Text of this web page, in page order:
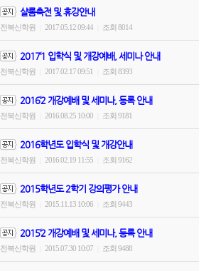
샬롬축전 및 휴강안내
전북신학원 2017.05.12 09:44 조회 8014
2017‘1 입학식 및 개강예배, 세미나 안내
전북신학원 2017.02.17 09:51 조회 8393
2016‘2 개강예배 및 세미나, 등록 안내
전북신학원 2016.08.25 10:00 조회 9181
2016학년도 입학식 및 개강안내
전북신학원 2016.02.19 11:55 조회 9162
2015학년도 2학기 강의평가 안내
전북신학원 2015.11.13 10:06 조회 9443
2015‘2 개강예배 및 세미나, 등록 안내
전북신학원 2015.07.30 10:07 조회 9488